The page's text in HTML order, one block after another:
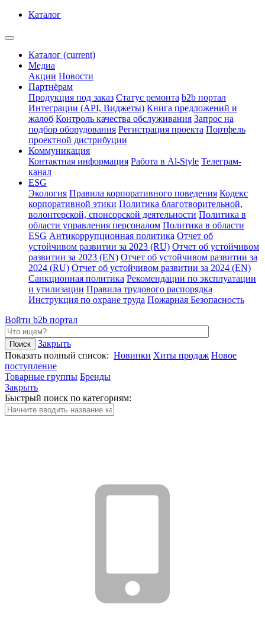
Каталог
Каталог (current)
Медиа
Акции Новости
Партнёрам
Продукция под заказ Статус ремонта b2b портал
Интеграции (API, Виджеты) Книга предложений и
жалоб Контроль качества обслуживания Запрос на
подбор оборудования Регистрация проекта Портфель
проектной дистрибуции
Коммуникация
Контактная информация Работа в Al-Style Телеграм-
канал
ESG
Экология Правила корпоративного поведения Кодекс
корпоративной этики Политика благотворительной,
волонтерской, спонсорской деятельности Политика в
области управления персоналом Политика в области
ESG Антикоррупционная политика Отчет об
устойчивом развитии за 2023 (RU) Отчет об устойчивом
развитии за 2023 (EN) Отчет об устойчивом развитии за
2024 (RU) Отчет об устойчивом развитии за 2024 (EN)
Санкционная политика Рекомендации по эксплуатации
и утилизации Правила трудового распорядка
Инструкция по охране труда Пожарная Безопасность
Войти b2b портал
Закрыть
Показать полный список: Новинки Хиты продаж Новое
поступление
Товарные группы Бренды
Закрыть
Быстрый поиск по категориям: